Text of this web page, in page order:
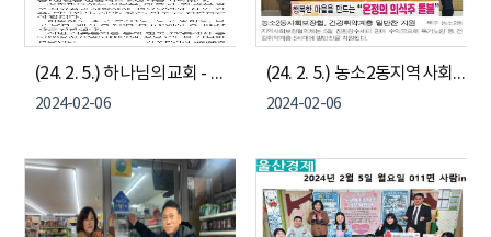
(24. 2. 5.) 하나님의교회 - 농소2동 이웃돕기 생필품꾸러미 20상자 전달
2024-02-06
(24. 2. 5.) 농소2동지역사회보장협의체 - 취약계층 밑반찬 지원
2024-02-06